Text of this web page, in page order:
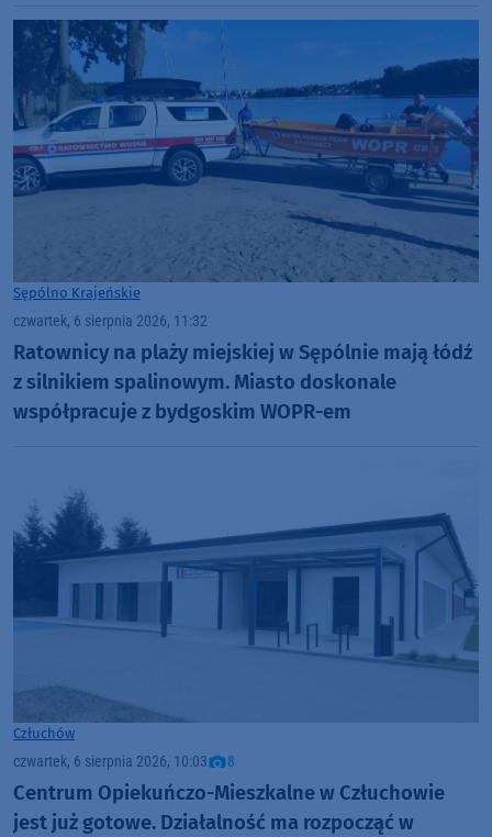
Sępólno Krajeńskie
czwartek, 6 sierpnia 2026, 11:32
Ratownicy na plaży miejskiej w Sępólnie mają łódź
z silnikiem spalinowym. Miasto doskonale
współpracuje z bydgoskim WOPR-em
Człuchów
czwartek, 6 sierpnia 2026, 10:03 8
Centrum Opiekuńczo-Mieszkalne w Człuchowie
jest już gotowe. Działalność ma rozpocząć w